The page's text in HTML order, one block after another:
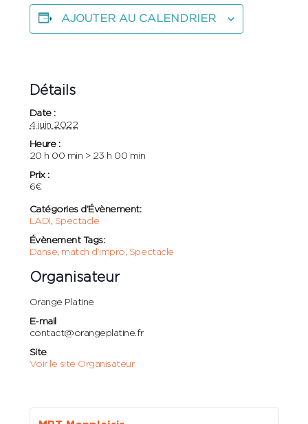
AJOUTER AU CALENDRIER
Détails
Date :
4 juin 2022
Heure :
20 h 00 min > 23 h 00 min
Prix :
6€
Catégories d’Évènement:
LADI, Spectacle
Évènement Tags:
Danse, match d’impro, Spectacle
Organisateur
Orange Platine
E-mail
contact@orangeplatine.fr
Site
Voir le site Organisateur